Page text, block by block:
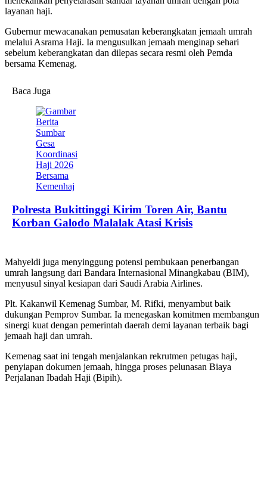
layanan haji.
Gubernur mewacanakan pemusatan keberangkatan jemaah umrah
melalui Asrama Haji. Ia mengusulkan jemaah menginap sehari
sebelum keberangkatan dan dilepas secara resmi oleh Pemda
bersama Kemenag.
Baca Juga
Polresta Bukittinggi Kirim Toren Air, Bantu
Korban Galodo Malalak Atasi Krisis
Mahyeldi juga menyinggung potensi pembukaan penerbangan
umrah langsung dari Bandara Internasional Minangkabau (BIM),
menyusul sinyal kesiapan dari Saudi Arabia Airlines.
Plt. Kakanwil Kemenag Sumbar, M. Rifki, menyambut baik
dukungan Pemprov Sumbar. Ia menegaskan komitmen membangun
sinergi kuat dengan pemerintah daerah demi layanan terbaik bagi
jemaah haji dan umrah.
Kemenag saat ini tengah menjalankan rekrutmen petugas haji,
penyiapan dokumen jemaah, hingga proses pelunasan Biaya
Perjalanan Ibadah Haji (Bipih).